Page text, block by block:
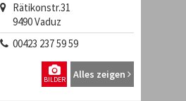
Rätikonstr.31
9490Vaduz
00423 237 59 59
Alles zeigen
BILDER